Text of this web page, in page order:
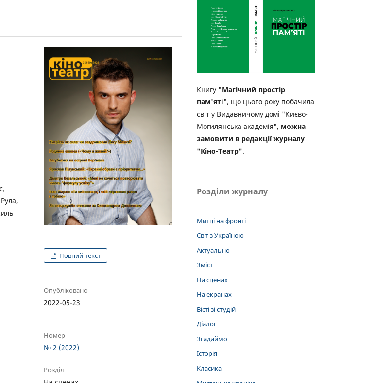
Повний текст
Опубліковано
2022-05-23
Номер
№ 2 (2022)
Розділ
Книгу "Магічний простір
пам'яті", що цього року побачила
світ у Видавничому домі "Києво-
Могилянська академія", можна
замовити в редакції журналу
"Кіно-Театр".
Розділи журналу
Митці на фронті
Світ з Україною
Актуально
Зміст
На сценах
На екранах
Вісті зі студій
Діалог
Згадаймо
Історія
Класика